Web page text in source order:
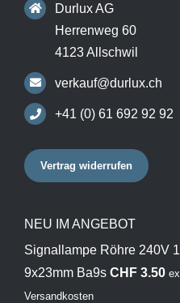
Durlux AG
Herrenweg 60
4123 Allschwil
verkauf@durlux.ch
+41 (0) 61 692 92 92
Vertrag widerrufen
NEU IM ANGEBOT
Signallampe Röhre 240V
9x23mm Ba9s CHF3.50
Versandkosten